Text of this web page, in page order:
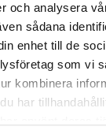
och analysera
sådana
enhet till de
som vi
kombinera
har